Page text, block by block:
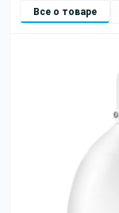
Все о товаре